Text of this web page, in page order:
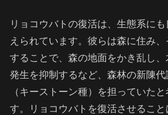
リョコウバトの復活は、生態系に
えられています。彼らは森に住み
することで、森の地面をかき乱し
発生を抑制するなど、森林の新陳
（キーストーン種）を担っていた
す。リョコウバトを復活させるこ